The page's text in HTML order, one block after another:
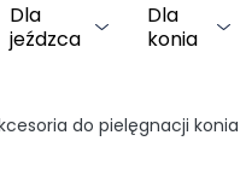
Dla
jeźdzca
Dla
konia
do pielęgnacji konia